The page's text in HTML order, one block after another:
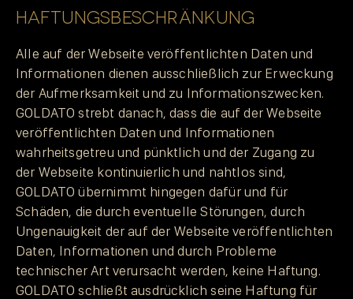
HAFTUNGSBESCHRÄNKUNG
Alle auf der Webseite veröffentlichten Daten und
Informationen dienen ausschließlich zur Erweckung
der Aufmerksamkeit und zu Informationszwecken.
GOLDATO strebt danach, dass die auf der Webseite
veröffentlichten Daten und Informationen
wahrheitsgetreu und pünktlich und der Zugang zu
der Webseite kontinuierlich und nahtlos sind,
GOLDATO übernimmt hingegen dafür und für
Schäden, die durch eventuelle Störungen, durch
Ungenauigkeit der auf der Webseite veröffentlichten
Daten, Informationen und durch Probleme
technischer Art verursacht werden, keine Haftung.
GOLDATO schließt ausdrücklich seine Haftung für